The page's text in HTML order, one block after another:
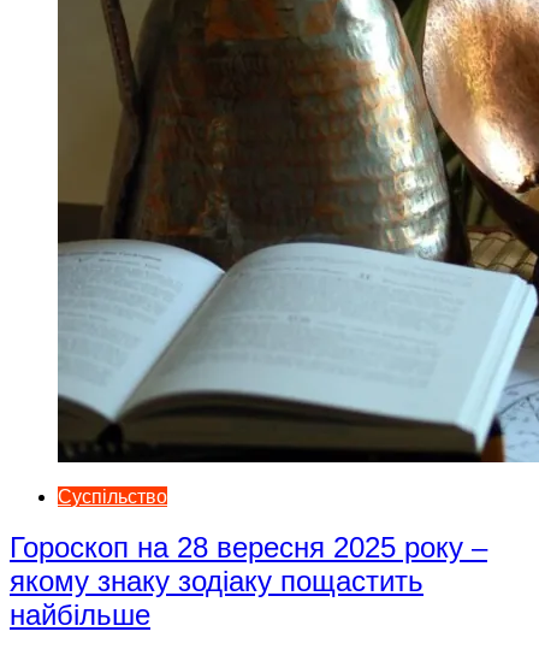
Суспільство
Гороскоп на 28 вересня 2025 року –
якому знаку зодіаку пощастить
найбільше